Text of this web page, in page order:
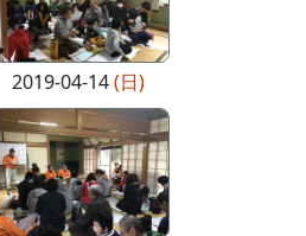
2019-04-14(日)